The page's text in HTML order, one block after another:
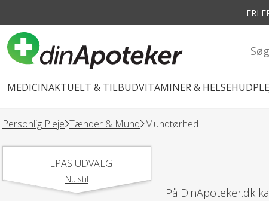
FRI
MEDICINAKTUELT & TILBUDVITAMINER & HELSE
Personlig Pleje Tænder & Mund Mundtørhed
TILPAS UDVALG
Nulstil
På DinApoteker.dk